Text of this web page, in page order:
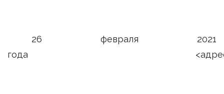
26 февраля 2021
года